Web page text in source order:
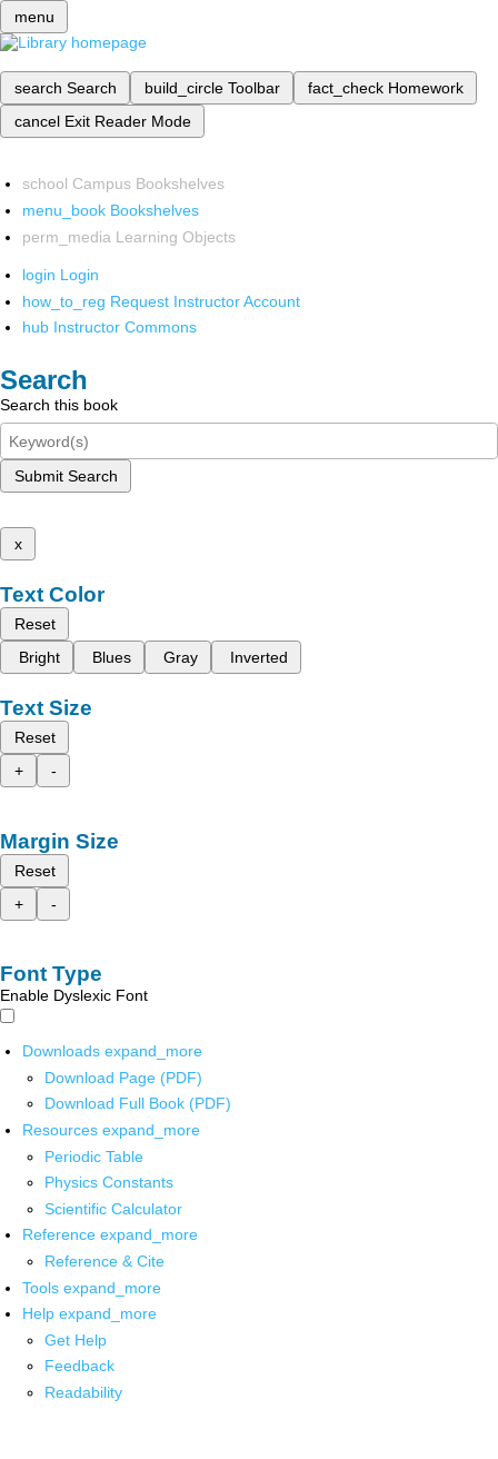
menu
search Search build_circle Toolbar fact_check Homework
cancel Exit Reader Mode
school Campus Bookshelves
menu_book Bookshelves
perm_media Learning Objects
login Login
how_to_reg Request Instructor Account
hub Instructor Commons
Search
Search this book
Submit Search
x
Text Color
Reset
Bright
Blues Gray Inverted
Text Size
Reset
+
-
Margin Size
Reset
+
-
Font Type
Enable Dyslexic Font
Downloads expand_more
Download Page (PDF)
Download Full Book (PDF)
Resources expand_more
Periodic Table
Physics Constants
Scientific Calculator
Reference expand_more
Reference & Cite
Tools expand_more
Help expand_more
Get Help
Feedback
Readability